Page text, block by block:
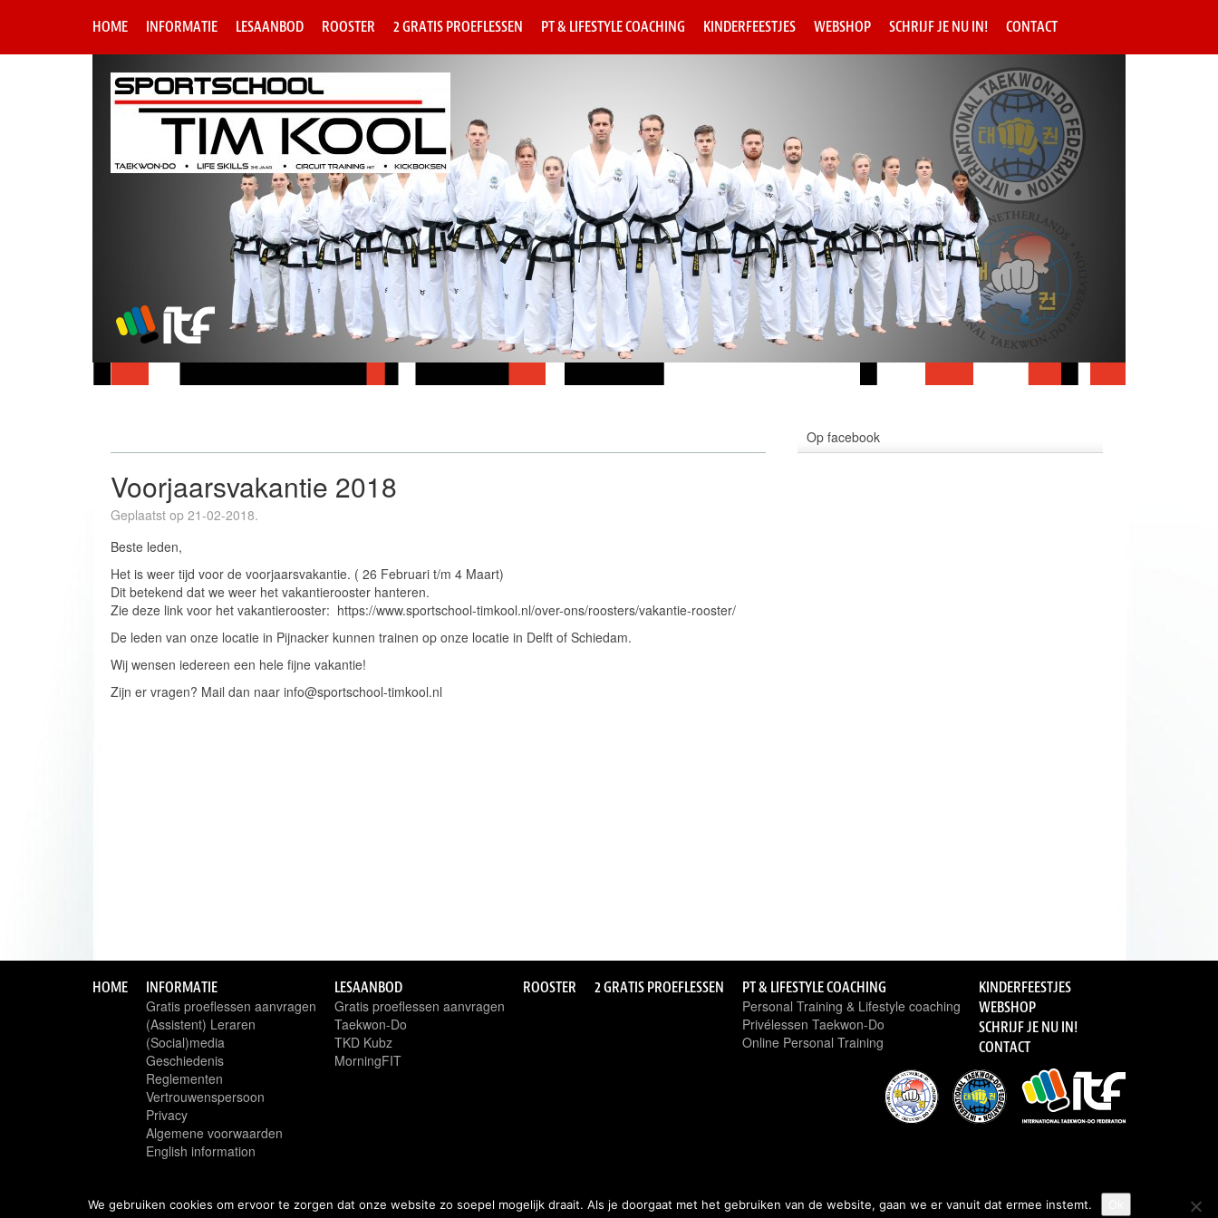
HOME INFORMATIE LESAANBOD ROOSTER 2 GRATIS PROEFLESSEN PT & LIFESTYLE COACHING KINDERFEESTJES WEBSHOP SCHRIJF JE NU IN! CONTACT
Voorjaarsvakantie 2018
Geplaatst op 21-02-2018.
Beste leden,
Het is weer tijd voor de voorjaarsvakantie. ( 26 Februari t/m 4 Maart)
Dit betekend dat we weer het vakantierooster hanteren.
Zie deze link voor het vakantierooster: https://www.sportschool-timkool.nl/over-ons/roosters/vakantie-rooster/
De leden van onze locatie in Pijnacker kunnen trainen op onze locatie in Delft of Schiedam.
Wij wensen iedereen een hele fijne vakantie!
Zijn er vragen? Mail dan naar info@sportschool-timkool.nl
Op facebook
HOME INFORMATIE
Gratis proeflessen aanvragen
(Assistent) Leraren
(Social)media
Geschiedenis
Reglementen
Vertrouwenspersoon
Privacy
Algemene voorwaarden
English information
LESAANBOD
Gratis proeflessen aanvragen
Taekwon-Do
TKD Kubz
MorningFIT
ROOSTER 2 GRATIS PROEFLESSEN PT & LIFESTYLE COACHING
Personal Training & Lifestyle coaching
Privélessen Taekwon-Do
Online Personal Training
KINDERFEESTJES
WEBSHOP
SCHRIJF JE NU IN!
CONTACT
We gebruiken cookies om ervoor te zorgen dat onze website zo soepel mogelijk draait. Als je doorgaat met het gebruiken van de website, gaan we er vanuit dat ermee instemt.